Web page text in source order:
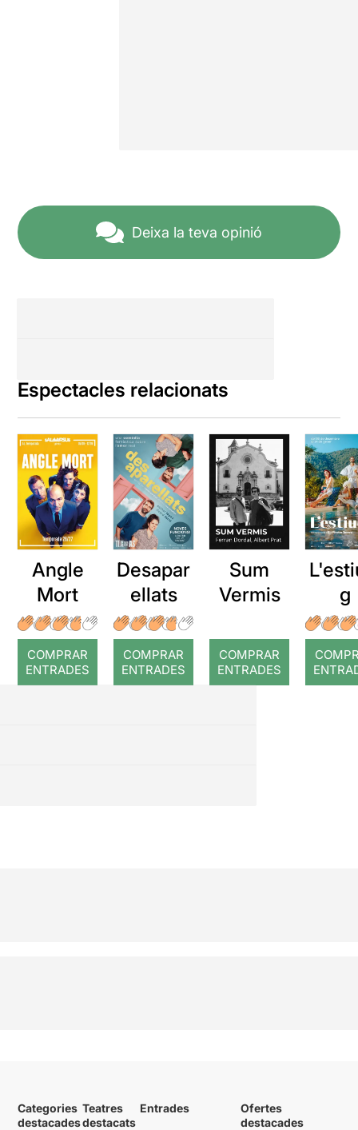
Deixa la teva opinió
Espectacles relacionats
Angle
Mort
COMPRAR
ENTRADES
Desapar
ellats
COMPRAR
ENTRADES
Sum
Vermis
COMPRAR
ENTRADES
g
Categories
destacades
Teatres
destacats
Entrades
Ofertes
destacades